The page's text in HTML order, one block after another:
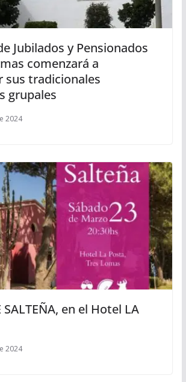
Jubilados y Pensionados
comenzará a
sus tradicionales
grupales
2024
SALTEÑA, en el Hotel LA
2024